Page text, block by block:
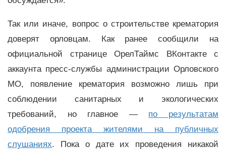
Так или иначе, вопрос о строительстве крематория
доверят орловцам. Как ранее сообщили на
официальной странице ОрелТаймс ВКонтакте с
аккаунта пресс-службы администрации Орловского
МО, появление крематория возможно лишь при
соблюдении санитарных и экологических
требований, но главное — по результатам
одобрения проекта жителями на публичных
слушаниях. Пока о дате их проведения никакой